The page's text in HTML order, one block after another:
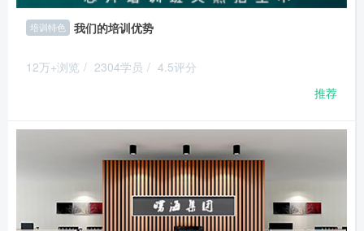
培训特色 我们的培训优势
12万+浏览 / 2304学员 / 4.5评分
推荐